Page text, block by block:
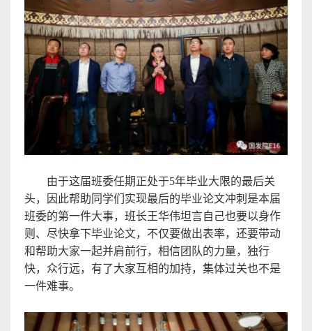
由于这届班委任期正处于5年毕业大限的最后关
头，因此帮助同学们实现最后的毕业论文冲刺是本届
班委的第一件大事，班长王华伟坦言自己也要以身作
则、 尽快拿下毕业论文，不仅要做出表率，还要带动
和帮助大家一起并肩前行，相信团队的力量，独行
快， 众行远，有了大家互相的加持，集体过关也不是
一件难事。